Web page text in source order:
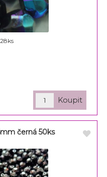
černá 50ks